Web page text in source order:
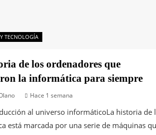
TECNOLOGÍA
de los ordenadores que
la informática para siempre
Hace 1 semana
al universo informáticoLa historia de
está marcada por una serie de máquinas